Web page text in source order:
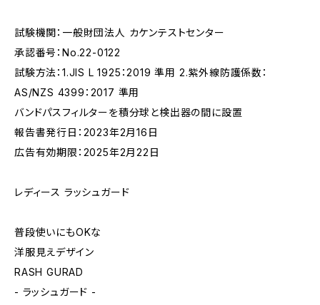
試験機関：一般財団法人 カケンテストセンター
承認番号：No.22-0122
試験方法：1.JIS L 1925：2019 準用 2.紫外線防護係数：
AS/NZS 4399：2017 準用
バンドパスフィルターを積分球と検出器の間に設置
報告書発行日：2023年2月16日
広告有効期限：2025年2月22日
レディース ラッシュガード
普段使いにもOKな
洋服見えデザイン
RASH GURAD
- ラッシュガード -